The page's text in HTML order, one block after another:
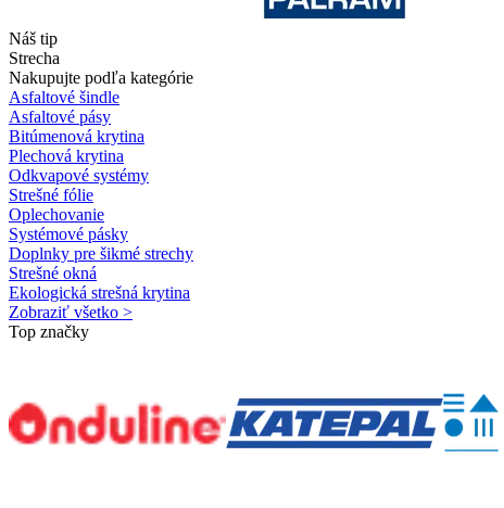
Náš tip
Strecha
Nakupujte podľa kategórie
Asfaltové šindle
Asfaltové pásy
Bitúmenová krytina
Plechová krytina
Odkvapové systémy
Strešné fólie
Oplechovanie
Systémové pásky
Doplnky pre šikmé strechy
Strešné okná
Ekologická strešná krytina
Zobraziť všetko >
Top značky